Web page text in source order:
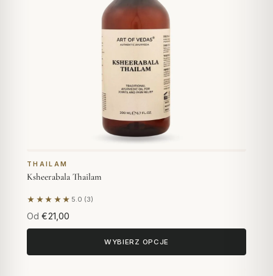
THAILAM
Ksheerabala Thailam
★★★★★ 5.0 (3)
Na podstawie 3 opinii
Od €21,00
WYBIERZ OPCJE